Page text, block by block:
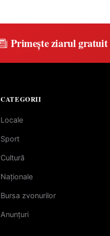
Primește ziarul gratuit
CATEGORII
Locale
Sport
Cultură
Naționale
Bursa zvonurilor
Anunțuri